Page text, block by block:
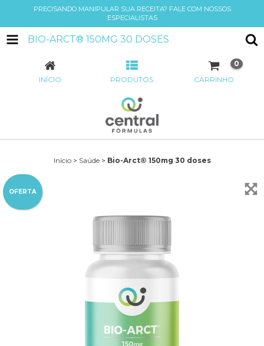
PRECISANDO MANIPULAR SUA RECEITA? FALE COM NOSSOS
ESPECIALISTAS
BIO-ARCT® 150MG 30 DOSES
INÍCIO PRODUTOS CARRINHO
0
Início > Saúde > Bio-Arct® 150mg 30 doses
OFERTA